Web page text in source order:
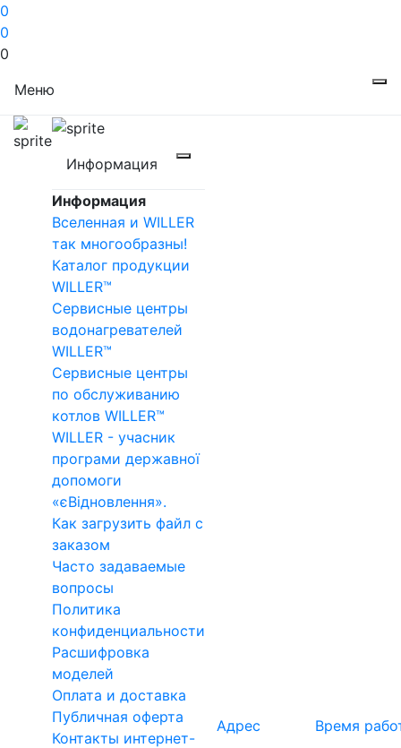
0
0
0
Меню
Информация
Информация
Вселенная и WILLER
так многообразны!
Каталог продукции
WILLER™
Сервисные центры
водонагревателей
WILLER™
Сервисные центры
по обслуживанию
котлов WILLER™
WILLER - учасник
програми державної
допомоги
«єВідновлення».
Как загрузить файл с
заказом
Часто задаваемые
вопросы
Политика
конфиденциальности
Расшифровка
моделей
Оплата и доставка
Публичная оферта
Контакты интернет-
Адрес Время